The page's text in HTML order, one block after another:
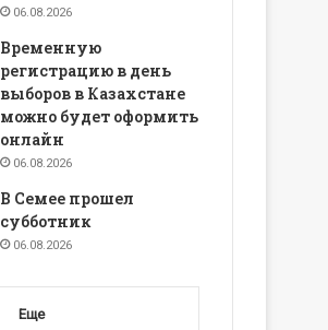
06.08.2026
Временную
регистрацию в день
выборов в Казахстане
можно будет оформить
онлайн
06.08.2026
В Семее прошел
субботник
06.08.2026
Еще